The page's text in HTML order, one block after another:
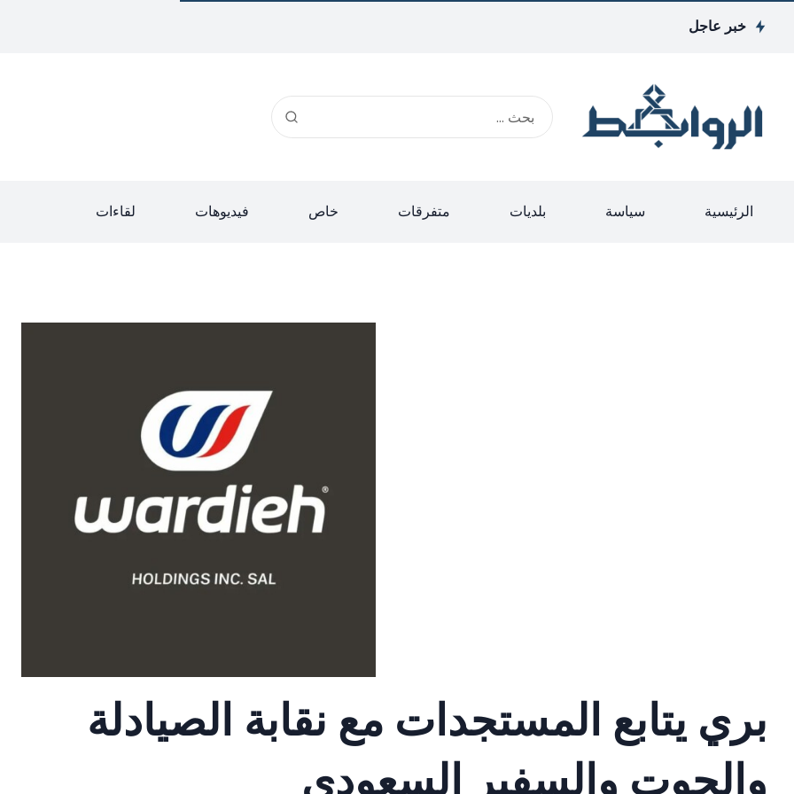
خبر عاجل
الرئيسية سياسة بلديات متفرقات خاص فيديوهات لقاءات
بري يتابع المستجدات مع نقابة الصيادلة
والحوت والسفير السعودي